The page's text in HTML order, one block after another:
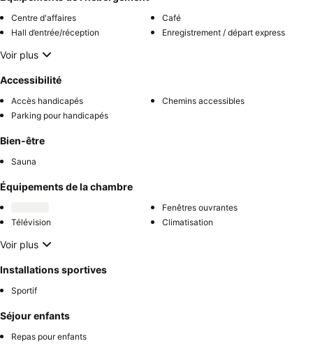
Centre d'affaires
Café
Hall d’entrée/réception
Enregistrement / départ express
Voir plus
Accessibilité
Accès handicapés
Chemins accessibles
Parking pour handicapés
Bien-être
Sauna
Équipements de la chambre
Fenêtres ouvrantes
Télévision
Climatisation
Voir plus
Installations sportives
Sportif
Séjour enfants
Repas pour enfants